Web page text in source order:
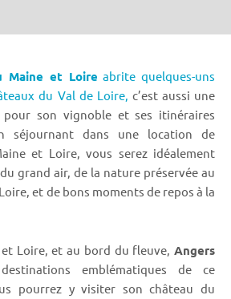
Maine et Loire abrite quelques-uns
du Val de Loire, c’est aussi une
son vignoble et ses itinéraires
séjournant dans une location de
et Loire, vous serez idéalement
grand air, de la nature préservée au
et de bons moments de repos à la
Loire, et au bord du fleuve, Angers
emblématiques de ce
pourrez y visiter son château du